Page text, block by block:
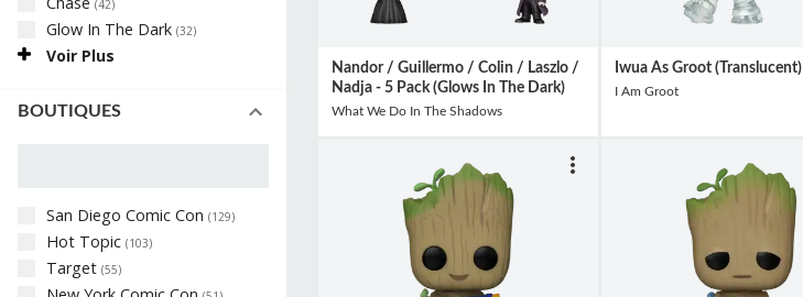
(42)
Glow In The Dark (32)
Voir Plus
BOUTIQUES
San Diego Comic Con (129)
Hot Topic (103)
Target (55)
Nandor / Guillermo / Colin / Laszlo /
Nadja - 5 Pack (Glows In The Dark)
What We Do In The Shadows
Iwua As Groot (Translucent)
I Am Groot